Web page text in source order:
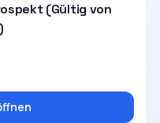
(Gültig von